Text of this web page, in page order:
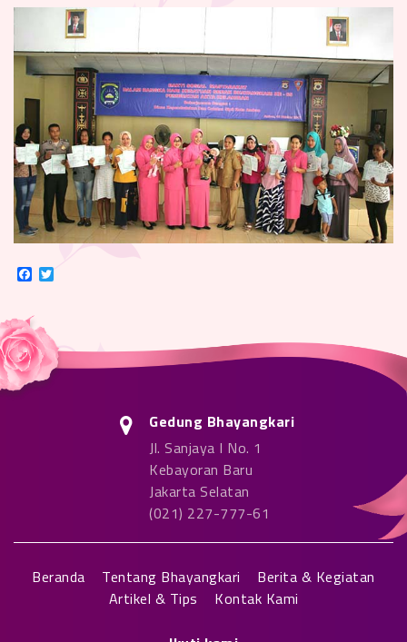
Facebook
Gedung Bhayangkari
Jl. Sanjaya I No. 1
Kebayoran Baru
Jakarta Selatan
(021) 227-777-61
Beranda Tentang Bhayangkari
Berita & Kegiatan
Artikel & Tips
Kontak Kami